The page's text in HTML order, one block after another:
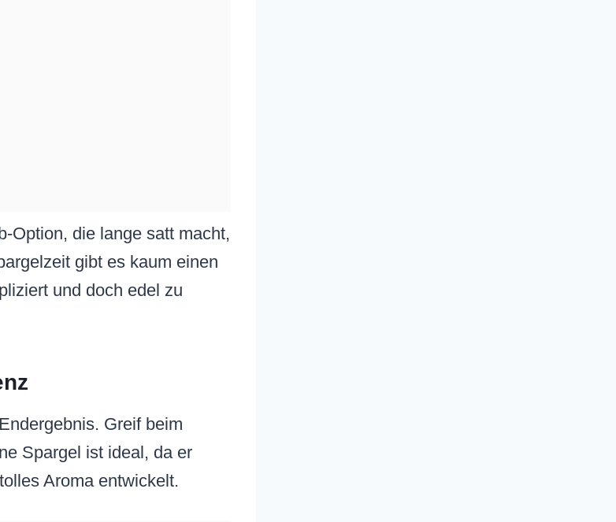
Option, die lange satt macht,
gibt es kaum einen
und doch edel zu
Greif beim
Spargel ist ideal, da er
Aroma entwickelt.